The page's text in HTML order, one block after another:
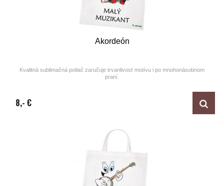
Akordeón
Kvalitná sublimačná potlač zaručuje trvanlivosť motívu i po mnohonásobnom
praní.
8,- €